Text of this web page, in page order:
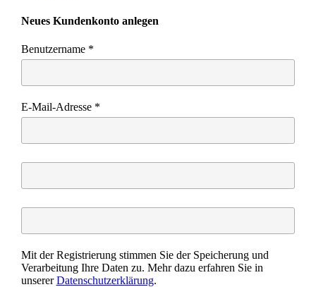
Neues Kundenkonto anlegen
Benutzername *
E-Mail-Adresse *
Mit der Registrierung stimmen Sie der Speicherung und
Verarbeitung Ihre Daten zu. Mehr dazu erfahren Sie in
unsererDatenschutzerklärung.